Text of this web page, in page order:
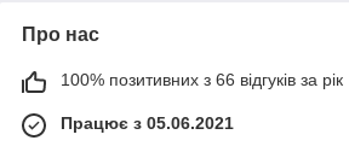
Про нас
100% позитивних з 66 відгуків за рік
Працює з 05.06.2021